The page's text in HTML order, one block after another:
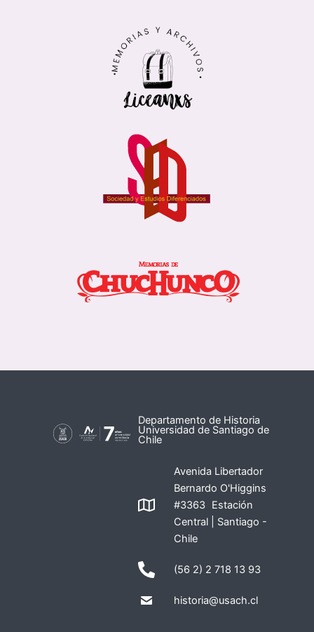
Departamento de Historia
Universidad de Santiago de
Chile
Avenida Libertador
Bernardo O'Higgins
#3363 Estación
Central | Santiago -
Chile
(56 2) 2 718 13 93
historia@usach.cl